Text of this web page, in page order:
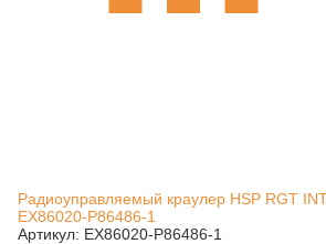
Радиоуправляемый краулер HSP RGT
EX86020-P86486-1
Артикул: EX86020-P86486-1